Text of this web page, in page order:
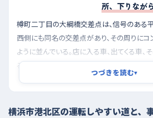
所、下りなが
樽町二丁目の大綱橋交差点は、信号のある
西側にも同名の交差点があり、その周りにコ
ように並んでいる。店に入る車、出てくる車
るので、青だからと流れに乗ったまま進むと、
る車に気づくのが遅れやすい。日吉四丁目の
点は、南へ向かってゆるやかに下っている上
別々に進む形の信号がついている。北東にコ
つづきを読む▾
横浜市港北区の運転しやすい道と、